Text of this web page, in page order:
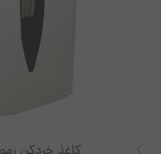
کاغذ خردکن رمو REMO C-2100